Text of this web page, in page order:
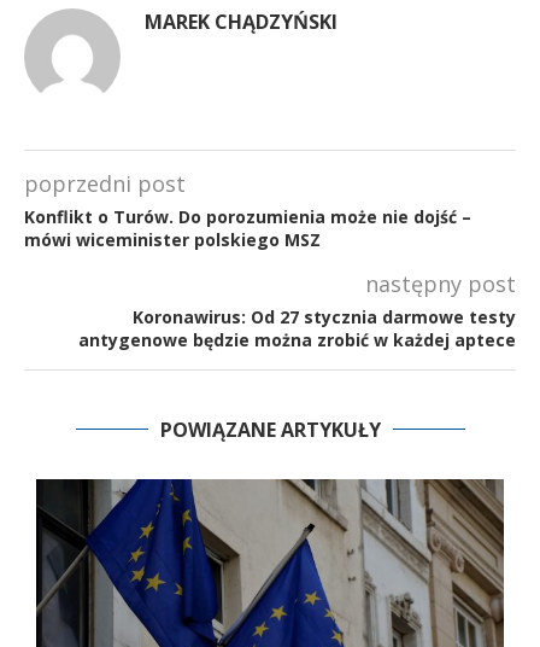
MAREK CHĄDZYŃSKI
poprzedni post
Konflikt o Turów. Do porozumienia może nie dojść –
mówi wiceminister polskiego MSZ
następny post
Koronawirus: Od 27 stycznia darmowe testy
antygenowe będzie można zrobić w każdej aptece
POWIĄZANE ARTYKUŁY